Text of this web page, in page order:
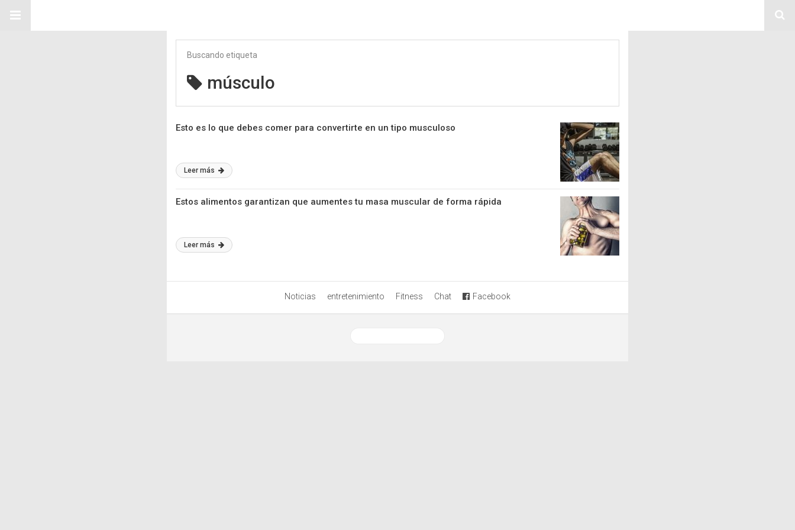
Buscando etiqueta
músculo
Esto es lo que debes comer para convertirte en un tipo musculoso
Leer más
Estos alimentos garantizan que aumentes tu masa muscular de forma rápida
Leer más
Noticias entretenimiento Fitness Chat Facebook